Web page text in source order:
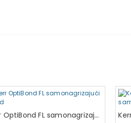
Kerr OptiBond FL samonagrizajući bond